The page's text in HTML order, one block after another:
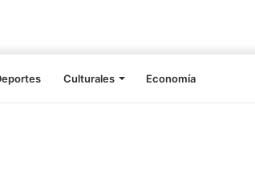
Culturales Economía